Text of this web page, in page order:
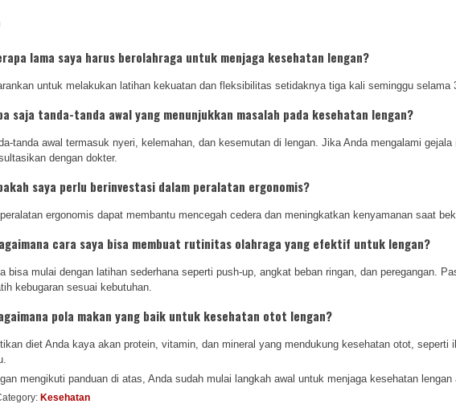
lama saya harus berolahraga untuk menjaga kesehatan lengan?
untuk melakukan latihan kekuatan dan fleksibilitas setidaknya tiga kali seminggu selama
saja tanda-tanda awal yang menunjukkan masalah pada kesehatan lengan?
tanda awal termasuk nyeri, kelemahan, dan kesemutan di lengan. Jika Anda mengalami
dengan dokter.
saya perlu berinvestasi dalam peralatan ergonomis?
ergonomis dapat membantu mencegah cedera dan meningkatkan kenyamanan saat
cara saya bisa membuat rutinitas olahraga yang efektif untuk lengan?
bisa mulai dengan latihan sederhana seperti push-up, angkat beban ringan, dan peregangan.
kebugaran sesuai kebutuhan.
pola makan yang baik untuk kesehatan otot lengan?
diet Anda kaya akan protein, vitamin, dan mineral yang mendukung kesehatan otot, seperti
mengikuti panduan di atas, Anda sudah mulai langkah awal untuk menjaga kesehatan
Kesehatan